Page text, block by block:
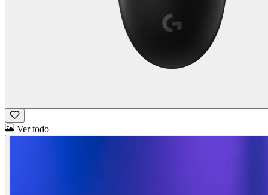
Ver todo